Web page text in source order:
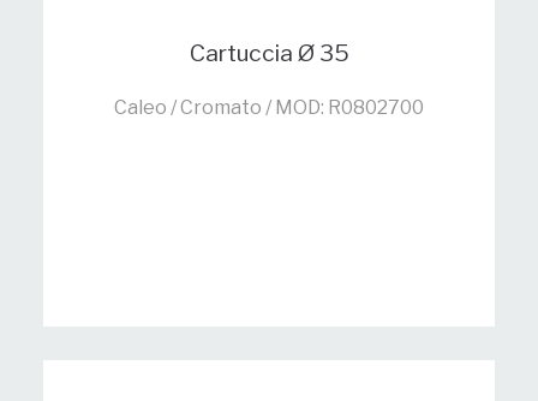
Cartuccia Ø 35
Caleo / Cromato / MOD: R0802700